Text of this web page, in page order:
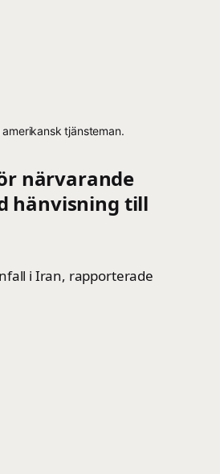
tjänsteman.
närvarande
hänvisning till
i Iran, rapporterade